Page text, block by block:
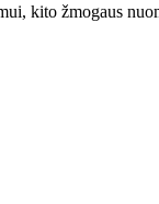
kito žmogaus